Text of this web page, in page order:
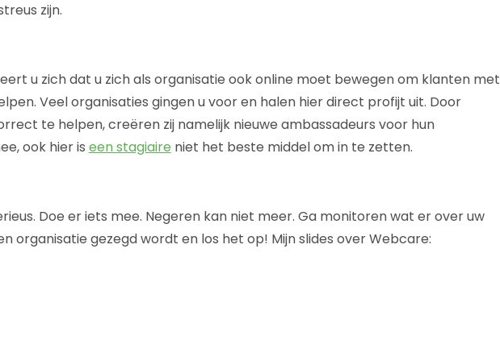
zijn.
u zich dat u zich als organisatie ook online moet bewegen om klanten met
Veel organisaties gingen u voor en halen hier direct profijt uit. Door
te helpen, creëren zij namelijk nieuwe ambassadeurs voor hun
ook hier is een stagiaire niet het beste middel om in te zetten.
Doe er iets mee. Negeren kan niet meer. Ga monitoren wat er over uw
organisatie gezegd wordt en los het op! Mijn slides over Webcare: